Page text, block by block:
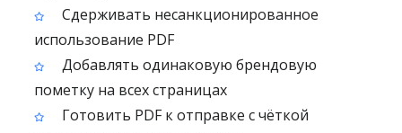
Сдерживать несанкционированное
использование PDF
Добавлять одинаковую брендовую
пометку на всех страницах
Готовить PDF к отправке с чёткой